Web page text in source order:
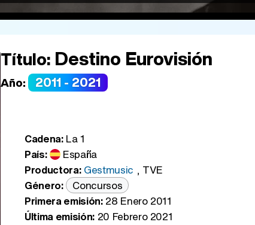
Título: Destino Eurovisión
Año: 2011 - 2021
Cadena:La 1
País:
España
Productora: Gestmusic , TVE
Género:
Concursos
Primera emisión:28 Enero 2011
Última emisión:20 Febrero 2021